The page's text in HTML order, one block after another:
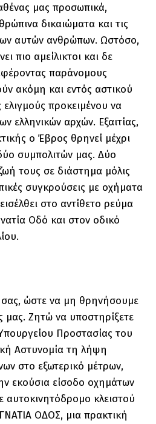
μας προσωπικά,
δικαιώματα και τις
αυτών ανθρώπων. Ωστόσο,
πιο αμείλικτοι και δε
παράνομους
ακόμη και εντός αστικού
ελιγμούς προκειμένου να
ελληνικών αρχών. Εξαιτίας,
ο Έβρος θρηνεί μέχρι
συμπολιτών μας. Δύο
τους σε διάστημα μόλις
συγκρούσεις με οχήματα
στο αντίθετο ρεύμα
Οδό και στον οδικό
ώστε να μη θρηνήσουμε
Ζητώ να υποστηρίξετε
Προστασίας του
Αστυνομία τη λήψη
στο εξωτερικό μέτρων,
εκούσια είσοδο οχημάτων
αυτοκινητόδρομο κλειστού
ΟΔΟΣ, μια πρακτική